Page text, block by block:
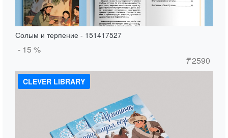
Солым и терпение - 151417527
- 15 %
₸2590
CLEVER LIBRARY